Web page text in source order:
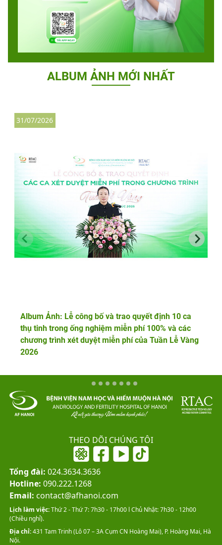
ALBUM ẢNH MỚI NHẤT
Album Ảnh: Lễ công bố và trao quyết định 10 ca
thụ tinh trong ống nghiệm miễn phí 100% và các
chương trình xét duyệt miễn phí của Tuần Lễ Vàng
2026
31/07/2026
THEO DÕI CHÚNG TÔI
Tổng đài: 024.3634.3636
Hotline: 090.222.1268
Email: contact@afhanoi.com
Lịch làm việc:Thứ 2 - Thứ 7: 7h30 - 17h00 l Chủ Nhật: 7h30 - 12h00
(Chiều nghỉ).
Địa chỉ:431 Tam Trinh (Lô 07 – 3A Cụm CN Hoàng Mai), P. Hoàng Mai, Hà
Nội.